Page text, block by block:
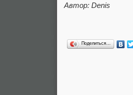
Автор: Denis
Поделиться…